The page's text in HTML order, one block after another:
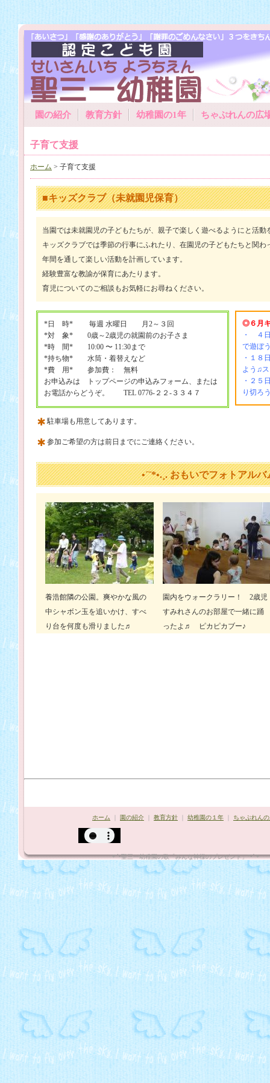
園の紹介 教育方針 幼稚園の1年 ちゃぷれんの広
子育て支援
ホーム > 子育て支援
■キッズクラブ（未就園児保育）
当園では未就園児の子どもたちが、親子で楽しく遊べるようにと活動
キッズクラブでは季節の行事にふれたり、在園児の子どもたちと関わ
年間を通して楽しい活動を計画しています。
経験豊富な教諭が保育にあたります。
育児についてのご相談もお気軽にお尋ねください。
*日 時* 毎週 水曜日 月2～３回
*対 象* 0歳～2歳児の就園前のお子さま
*時 間* 10:00 〜 11:30まで
*持ち物* 水筒・着替えなど
*費 用* 参加費： 無料
お申込みは トップページの申込みフォーム、または
お電話からどうぞ。 TEL 0776-２２-３３４７
駐車場も用意してあります。
参加ご希望の方は前日までにご連絡ください。
◎６月
・ ４
で遊ぼ
・１８
よう♫
・２５
り切ろ
•´¨*•.¸. おもいでフォトアルバ
養浩館隣の公園。爽やかな風の
中シャボン玉を追いかけ、すべ
り台を何度も滑りました♬
園内をウォークラリー！ 2歳児
すみれさんのお部屋で一緒に踊
ったよ♬ ピカピカブー♪
ホーム 園の紹介 教育方針 幼稚園の１年 ちゃぷれん
*¨`•聖三一幼稚園の歌「みんな神様のプレゼント」"•´¨*